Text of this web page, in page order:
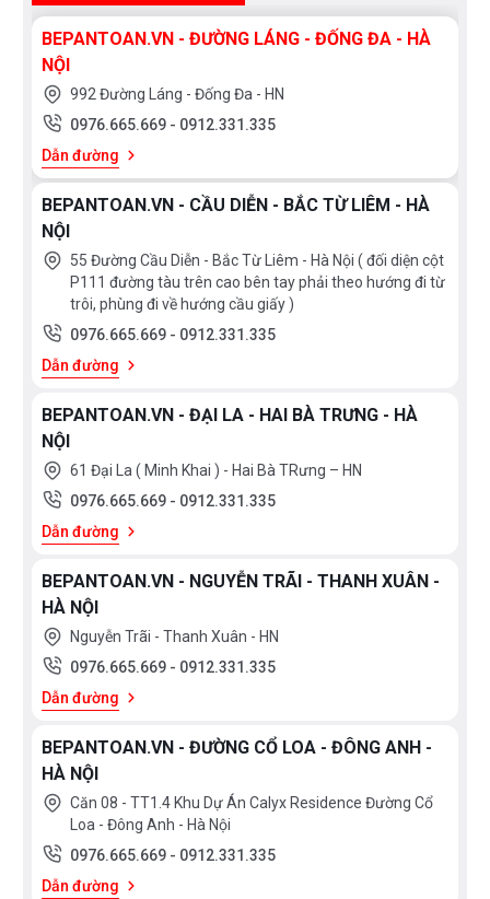
mà không làm ảnh hưởng đến giấc ngủ hay sinh hoạt của
cả gia đình.
Không chỉ vận hành êm, động cơ tiên tiến này còn giúp tiết
kiệm đến 50% điện năng và thời gian so với các dòng máy
rửa bát thông thường. Đây là một giải pháp kinh tế dài hạn,
mang lại sự tiện nghi và hiệu quả cho căn bếp hiện đại của
bạn.
10 CHƯƠNG TRÌNH RỬA
CHUYÊN SÂU
Đáp ứng mọi nhu cầu máy rửa bát Grandx SMS8GX89B
tích hợp 10 chế độ rửa chuyên biệt, phù hợp với từng mức
độ bẩn và loại dụng cụ nhà bếp:
Auto 72°C: Rửa tự động
Intensive 72°C: Rửa chuyên sâu
ECO 50°C: Rửa tiết kiệm
Rapid 45°C: Rửa nhanh
Glass 60°C: Rửa thủy tinh
BEPANTOAN.VN - ĐƯỜNG LÁNG - ĐỐNG ĐA - HÀ
NỘI
992 Đường Láng - Đống Đa - HN
0976.665.669 - 0912.331.335
Dẫn đường
BEPANTOAN.VN - CẦU DIỄN - BẮC TỪ LIÊM - HÀ
NỘI
55 Đường Cầu Diễn - Bắc Từ Liêm - Hà Nội ( đối diện cột
P111 đường tàu trên cao bên tay phải theo hướng đi từ
trôi, phùng đi về hướng cầu giấy )
0976.665.669 - 0912.331.335
Dẫn đường
BEPANTOAN.VN - ĐẠI LA - HAI BÀ TRƯNG - HÀ
NỘI
61 Đại La ( Minh Khai ) - Hai Bà TRưng – HN
0976.665.669 - 0912.331.335
Dẫn đường
BEPANTOAN.VN - NGUYỄN TRÃI - THANH XUÂN -
HÀ NỘI
Nguyễn Trãi - Thanh Xuân - HN
0976.665.669 - 0912.331.335
Dẫn đường
BEPANTOAN.VN - ĐƯỜNG CỔ LOA - ĐÔNG ANH -
HÀ NỘI
Căn 08 - TT1.4 Khu Dự Án Calyx Residence Đường Cổ
Loa - Đông Anh - Hà Nội
0976.665.669 - 0912.331.335
Dẫn đường